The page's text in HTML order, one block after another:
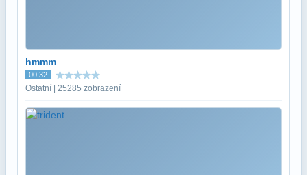
hmmm
00:32
Ostatní | 25285 zobrazení